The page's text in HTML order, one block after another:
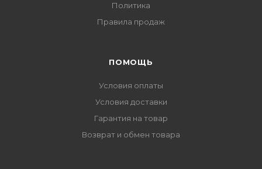
Политика
Правила продаж
ПОМОЩЬ
Условия оплаты
Условия доставки
Гарантия на товар
Возврат и обмен товара